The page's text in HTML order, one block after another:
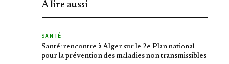
À lire aussi
SANTÉ
Santé: rencontre à Alger sur le 2e Plan national
pour la prévention des maladies non transmissibles